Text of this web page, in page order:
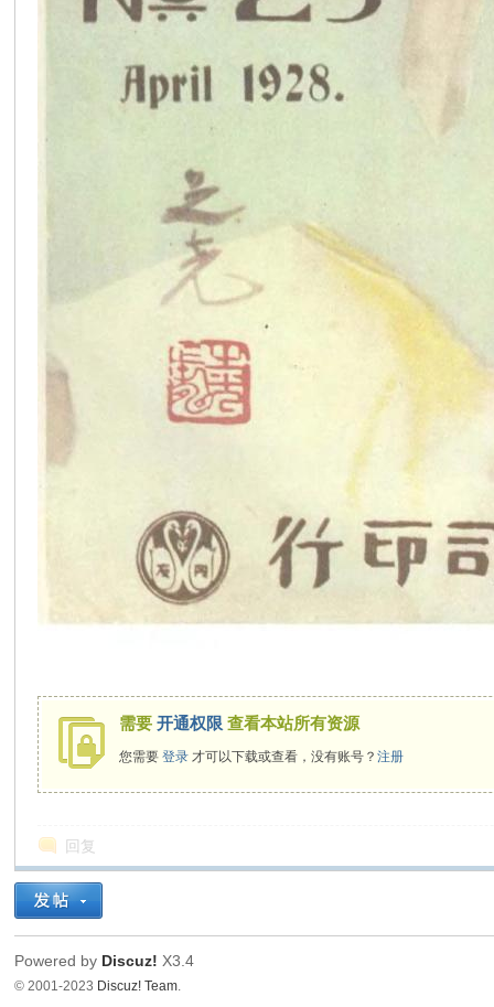
需要开通权限 查看本站所有资源
您需要登录 才可以下载或查看，没有账号？注册
回复
Powered by Discuz! X3.4
© 2001-2023 Discuz! Team